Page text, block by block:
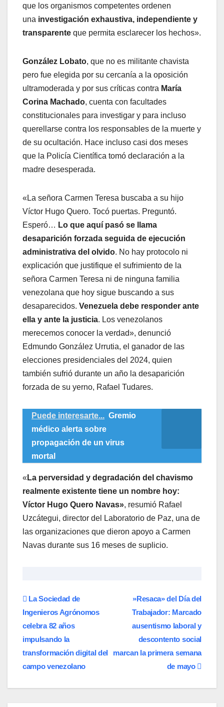
que los organismos competentes ordenen
una investigación exhaustiva, independiente y
transparente que permita esclarecer los hechos».
González Lobato, que no es militante chavista
pero fue elegida por su cercanía a la oposición
ultramoderada y por sus críticas contra María
Corina Machado, cuenta con facultades
constitucionales para investigar y para incluso
querellarse contra los responsables de la muerte y
de su ocultación. Hace incluso casi dos meses
que la Policía Científica tomó declaración a la
madre desesperada.
«La señora Carmen Teresa buscaba a su hijo
Víctor Hugo Quero. Tocó puertas. Preguntó.
Esperó… Lo que aquí pasó se llama
desaparición forzada seguida de ejecución
administrativa del olvido. No hay protocolo ni
explicación que justifique el sufrimiento de la
señora Carmen Teresa ni de ninguna familia
venezolana que hoy sigue buscando a sus
desaparecidos. Venezuela debe responder ante
ella y ante la justicia. Los venezolanos
merecemos conocer la verdad», denunció
Edmundo González Urrutia, el ganador de las
elecciones presidenciales del 2024, quien
también sufrió durante un año la desaparición
forzada de su yerno, Rafael Tudares.
Puede interesarte... Gremio
médico alerta sobre
propagación de un virus
mortal
« La perversidad y degradación del chavismo
realmente existente tiene un nombre hoy:
Víctor Hugo Quero Navas», resumió Rafael
Uzcátegui, director del Laboratorio de Paz, una de
las organizaciones que dieron apoyo a Carmen
Navas durante sus 16 meses de suplicio.
Navegación
de
entradas
​»Resaca» del Día del
Trabajador: Marcado
ausentismo laboral y
descontento social
marcan la primera semana
de mayo
La Sociedad de
Ingenieros Agrónomos
celebra 82 años
impulsando la
transformación digital del
campo venezolano